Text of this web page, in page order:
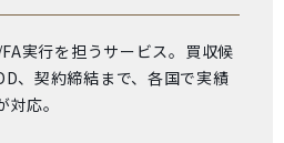
実行を担うサービス。買収候
、契約締結まで、各国で実績
応。